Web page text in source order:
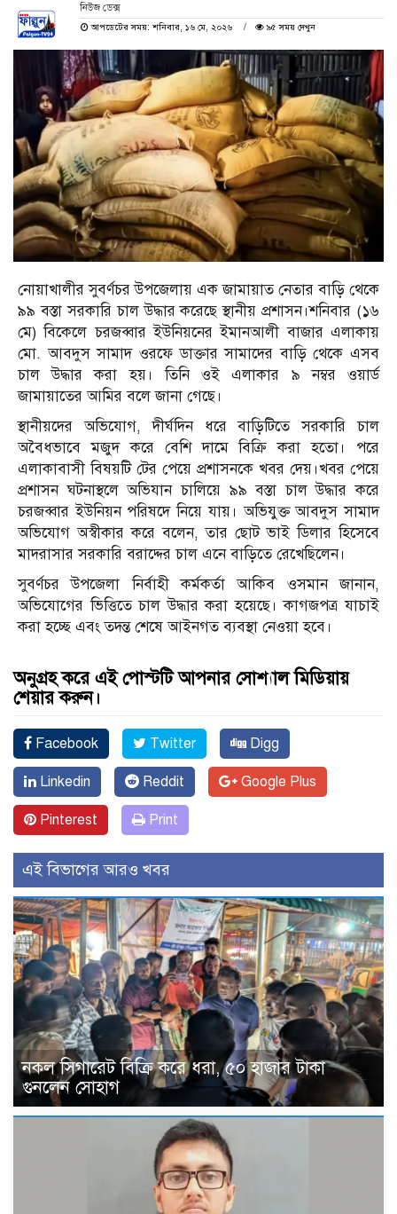
নিউজ ডেক্স
আপডেটের সময়: শনিবার, ১৬ মে, ২০২৬
৯৫ সময় দেখুন
নোয়াখালীর সুবর্ণচর উপজেলায় এক জামায়াত নেতার বাড়ি থেকে
৯৯ বস্তা সরকারি চাল উদ্ধার করেছে স্থানীয় প্রশাসন।শনিবার (১৬
মে) বিকেলে চরজব্বার ইউনিয়নের ইমানআলী বাজার এলাকায়
মো. আবদুস সামাদ ওরফে ডাক্তার সামাদের বাড়ি থেকে এসব
চাল উদ্ধার করা হয়। তিনি ওই এলাকার ৯ নম্বর ওয়ার্ড
জামায়াতের আমির বলে জানা গেছে।
স্থানীয়দের অভিযোগ, দীর্ঘদিন ধরে বাড়িটিতে সরকারি চাল
অবৈধভাবে মজুদ করে বেশি দামে বিক্রি করা হতো। পরে
এলাকাবাসী বিষয়টি টের পেয়ে প্রশাসনকে খবর দেয়।খবর পেয়ে
প্রশাসন ঘটনাস্থলে অভিযান চালিয়ে ৯৯ বস্তা চাল উদ্ধার করে
চরজব্বার ইউনিয়ন পরিষদে নিয়ে যায়। অভিযুক্ত আবদুস সামাদ
অভিযোগ অস্বীকার করে বলেন, তার ছোট ভাই ডিলার হিসেবে
মাদরাসার সরকারি বরাদ্দের চাল এনে বাড়িতে রেখেছিলেন।
সুবর্ণচর উপজেলা নির্বাহী কর্মকর্তা আকিব ওসমান জানান,
অভিযোগের ভিত্তিতে চাল উদ্ধার করা হয়েছে। কাগজপত্র যাচাই
করা হচ্ছে এবং তদন্ত শেষে আইনগত ব্যবস্থা নেওয়া হবে।
অনুগ্রহ করে এই পোস্টটি আপনার সোশ্যাল মিডিয়ায়
শেয়ার করুন।
Facebook Twitter Digg
Linkedin Reddit Google Plus
Pinterest Print
এই বিভাগের আরও খবর
নকল সিগারেট বিক্রি করে ধরা, ৫০ হাজার টাকা
গুনলেন সোহাগ